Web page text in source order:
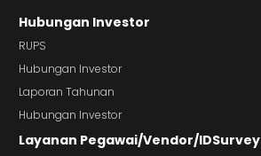
Hubungan Investor
RUPS
Hubungan Investor
Laporan Tahunan
Hubungan Investor
Layanan Pegawai/Vendor/IDSurvey